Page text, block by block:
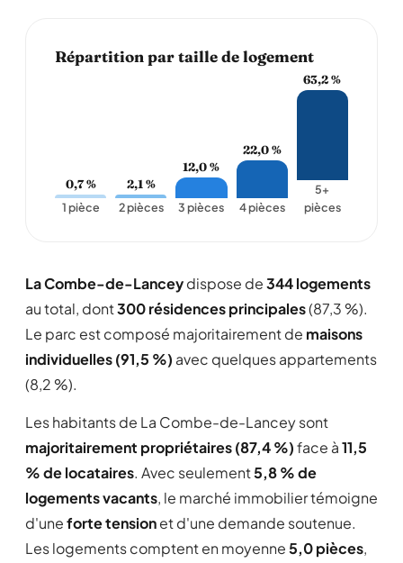
Répartition par taille de logement
0,7 %
1 pièce
2,1 %
2 pièces
12,0 %
3 pièces
22,0 %
4 pièces
63,2 %
5+
pièces
La Combe-de-Lanceydispose de344 logements
au total, dont300 résidences principales(87,3 %).
Le parc est composé majoritairement de maisons
individuelles (91,5 %) avec quelques appartements
(8,2 %).
Les habitants de La Combe-de-Lancey sont
majoritairement propriétaires (87,4 %)face à11,5
% de locataires. Avec seulement5,8 % de
logements vacants, le marché immobilier témoigne
d'uneforte tensionet d'une demande soutenue.
Les logements comptent en moyenne5,0 pièces,